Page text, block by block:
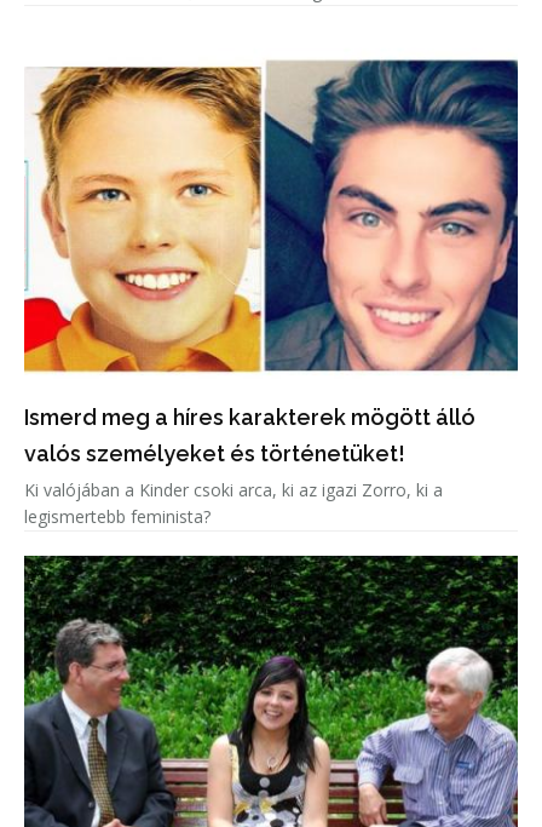
Ismerd meg a híres karakterek mögött álló
valós személyeket és történetüket!
Ki valójában a Kinder csoki arca, ki az igazi Zorro, ki a
legismertebb feminista?